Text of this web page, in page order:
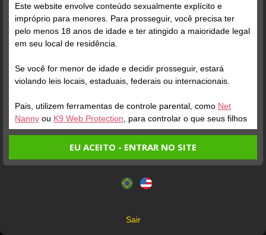
Verifique sua conta Verifique sua conta
1
"SEJA GENTIL,
EDUCADO." A quem
Este website utiliza cookies e tecnologias semelhantes de
Política de Privacidade
você concorda com estes termos.
Este website envolve conteúdo sexualmente explícito e
impróprio para menores. Para prosseguir, você precisa ter
pelo menos 18 anos de idade e ter atingido a maioridade legal
em seu local de residência.
Se você for menor de idade e decidir prosseguir, estará
violando leis locais, estaduais, federais ou internacionais.
Pais, utilizem ferramentas de controle parental, como Net
Nanny ou K9 Web Protection, para controlar o que seus filhos
veem.
fatos:
Tenho ao menos 18 anos de idade e sou maior de idade
EU ACEITO - ENTRAR NO SITE
Sair